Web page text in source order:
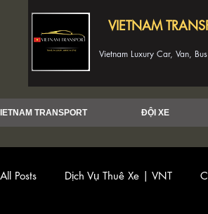
VIETNAM
Vietnam Luxury Car, Van,
TRANSPORT ĐỘI XE
All Posts Dịch Vụ Thuê Xe | VNT